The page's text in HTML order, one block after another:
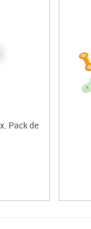
Pack de